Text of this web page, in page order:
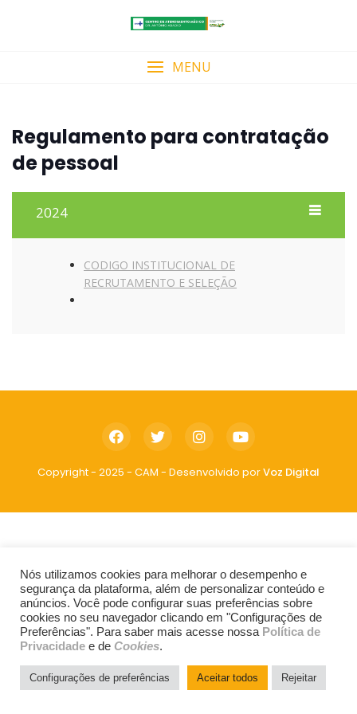
MENU
Regulamento para contratação
de pessoal
2024
CODIGO INSTITUCIONAL DE
RECRUTAMENTO E SELEÇÃO
Copyright - 2025 - CAM - Desenvolvido porVoz Digital
Nós utilizamos cookies para melhorar o desempenho e
segurança da plataforma, além de personalizar conteúdo e
anúncios. Você pode configurar suas preferências sobre
cookies no seu navegador clicando em "Configurações de
Preferências". Para saber mais acesse nossa Política de
Privacidade e de Cookies.
Configurações de preferências Aceitar todos Rejeitar